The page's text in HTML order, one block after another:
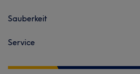
Sauberkeit
Service